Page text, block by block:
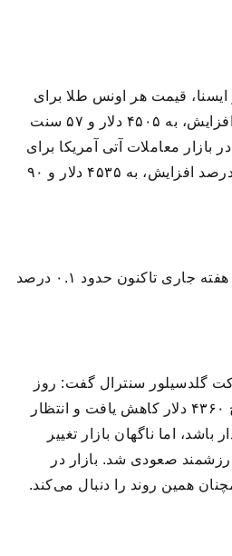
قیمت هر اونس طلا برای
تحویل فوری، با ۰.۳ درصد افزایش، به ۴۵۰۵ دلار و ۵۷ سنت
معاملات آتی آمریکا برای
تحویل در ماه ژوئن، با ۰.۱ درصد افزایش، به ۴۵۳۵ دلار و ۹۰
این فلز ارزشمند، از ابتدای هفته جاری تاکنون حدود ۰.۱ درصد
گلدسیلور سنترال گفت: روز
پنجشنبه قیمت طلا تا سطح ۴۳۶۰ دلار کاهش یافت و انتظار
اما ناگهان بازار تغییر
صعودی شد. بازار در
همین روند را دنبال می‌کند.